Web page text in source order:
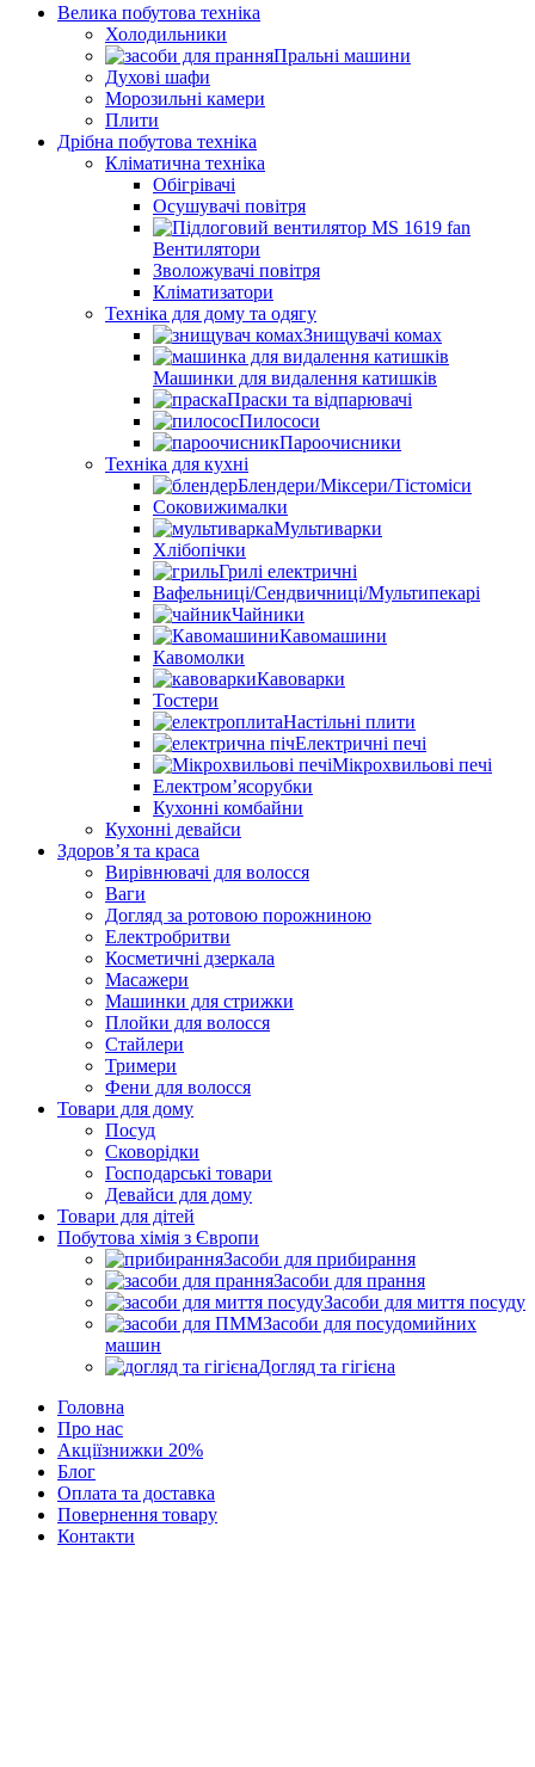
Велика побутова техніка
Холодильники
Пральні машини
Духові шафи
Морозильні камери
Плити
Дрібна побутова техніка
Кліматична техніка
Обігрівачі
Осушувачі повітря
Вентилятори
Зволожувачі повітря
Кліматизатори
Техніка для дому та одягу
Знищувачі комах
Машинки для видалення катишків
Праски та відпарювачі
Пилососи
Пароочисники
Техніка для кухні
Блендери/Міксери/Тістоміси
Соковижималки
Мультиварки
Хлібопічки
Грилі електричні
Вафельниці/Сендвичниці/Мультипекарі
Чайники
Кавомашини
Кавомолки
Кавоварки
Тостери
Настільні плити
Електричні печі
Мікрохвильові печі
Електром’ясорубки
Кухонні комбайни
Кухонні девайси
Здоров’я та краса
Вирівнювачі для волосся
Ваги
Догляд за ротовою порожниною
Електробритви
Косметичні дзеркала
Масажери
Машинки для стрижки
Плойки для волосся
Стайлери
Тримери
Фени для волосся
Товари для дому
Посуд
Сковорідки
Господарські товари
Девайси для дому
Товари для дітей
Побутова хімія з Європи
Засоби для прибирання
Засоби для прання
Засоби для миття посуду
Засоби для посудомийних
машин
Догляд та гігієна
Головна
Про нас
Акціїзнижки 20%
Блог
Оплата та доставка
Повернення товару
Контакти